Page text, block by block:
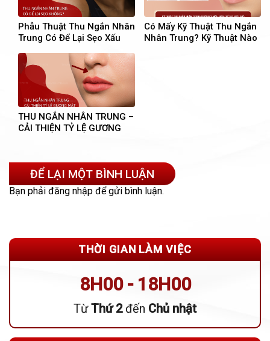
Phẫu Thuật Thu Ngắn Nhân
Trung Có Để Lại Sẹo Xấu
Có Mấy Kỹ Thuật Thu Ngắn
Nhân Trung? Kỹ Thuật Nào
THU NGẮN NHÂN TRUNG –
CẢI THIỆN TỶ LỆ GƯƠNG
ĐỂ LẠI MỘT BÌNH LUẬN
Bạn phải đăng nhập để gửi bình luận.
THỜI GIAN LÀM VIỆC
8H00 - 18H00
TừThứ 2đến Chủ nhật